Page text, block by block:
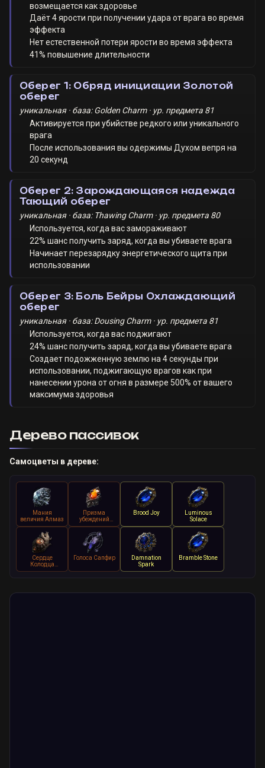
возмещается как здоровье
Даёт 4 ярости при получении удара от врага во время
эффекта
Нет естественной потери ярости во время эффекта
41% повышение длительности
Оберег 1: Обряд инициации Золотой
оберег
уникальная · база: Golden Charm · ур. предмета 81
Активируется при убийстве редкого или уникального
врага
После использования вы одержимы Духом вепря на
20 секунд
Оберег 2: Зарождающаяся надежда
Тающий оберег
уникальная · база: Thawing Charm · ур. предмета 80
Используется, когда вас замораживают
22% шанс получить заряд, когда вы убиваете врага
Начинает перезарядку энергетического щита при
использовании
Оберег 3: Боль Бейры Охлаждающий
оберег
уникальная · база: Dousing Charm · ур. предмета 81
Используется, когда вас поджигают
24% шанс получить заряд, когда вы убиваете врага
Создает подожженную землю на 4 секунды при
использовании, поджигающую врагов как при
нанесении урона от огня в размере 500% от вашего
максимума здоровья
Дерево пассивок
Самоцветы в дереве:
Мания
величия Алмаз
Призма
убеждений
Алмаз
Brood Joy
Luminous
Solace
Сердце
Колодца
Алмаз
Голоса Сапфир
Damnation
Spark
Bramble Stone